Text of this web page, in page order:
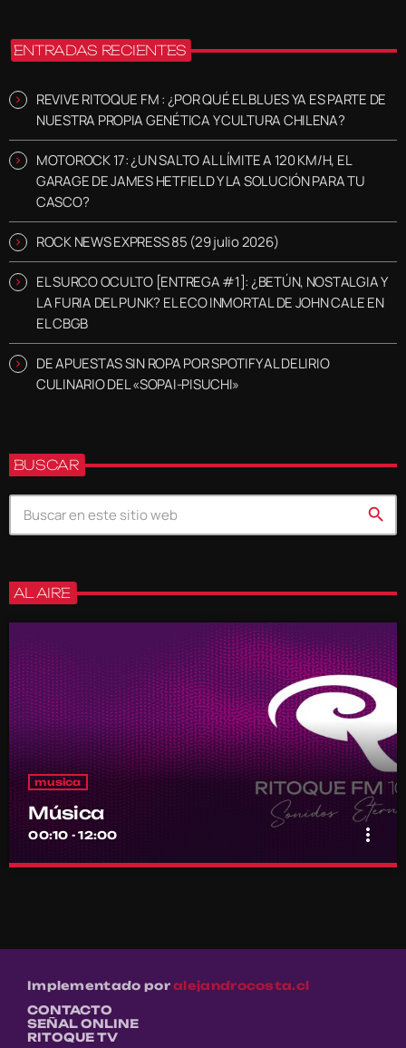
ENTRADAS RECIENTES
REVIVE RITOQUE FM : ¿POR QUÉ EL BLUES YA ES PARTE DE
NUESTRA PROPIA GENÉTICA Y CULTURA CHILENA?
MOTOROCK 17: ¿UN SALTO AL LÍMITE A 120 KM/H, EL
GARAGE DE JAMES HETFIELD Y LA SOLUCIÓN PARA TU
CASCO?
ROCK NEWS EXPRESS 85 (29 julio 2026)
EL SURCO OCULTO [ENTREGA #1]: ¿BETÚN, NOSTALGIA Y
LA FURIA DEL PUNK? EL ECO INMORTAL DE JOHN CALE EN
EL CBGB
DE APUESTAS SIN ROPA POR SPOTIFY AL DELIRIO
CULINARIO DEL «SOPAI-PISUCHI»
BUSCAR
search
AL AIRE
musica
Música
00:10 - 12:00 more_vert
Música
Implementado poralejandrocosta.cl
CONTACTO
SEÑAL ONLINE
RITOQUE TV